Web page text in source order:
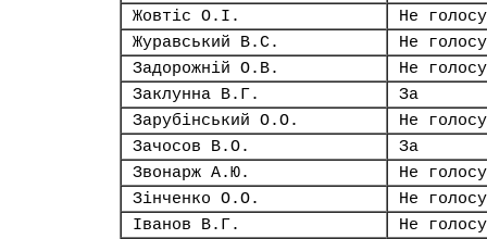
Жовтіс О.І.
Не
Журавський В.С.
Не
Задорожній О.В.
Не
Заклунна В.Г.
За
Зарубінський О.О.
Не
Зачосов В.О.
За
Звонарж А.Ю.
Не
Зінченко О.О.
Не
Іванов В.Г.
Не